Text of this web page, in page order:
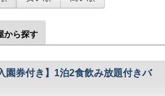
から探す
園券付き】1泊2食飲み放題付きバ